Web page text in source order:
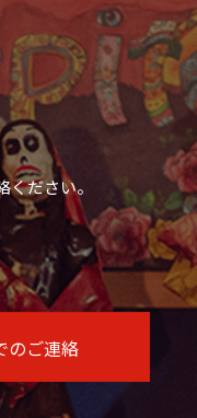
ださい。
のご連絡